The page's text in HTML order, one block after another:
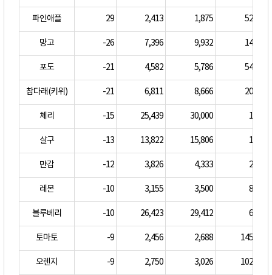
파인애플 29 2,413 1,875 52.00
망고 -26 7,396 9,932 14.00
포도 -21 4,582 5,786 54.00
참다래(키위) -21 6,811 8,666 20.00
체리 -15 25,439 30,000 1.00
살구 -13 13,822 15,806 1.00
만감 -12 3,826 4,333 2.00
레몬 -10 3,155 3,500 8.00
블루베리 -10 26,423 29,412 6.00
토마토 -9 2,456 2,688 145.00
오렌지 -9 2,750 3,026 102.00